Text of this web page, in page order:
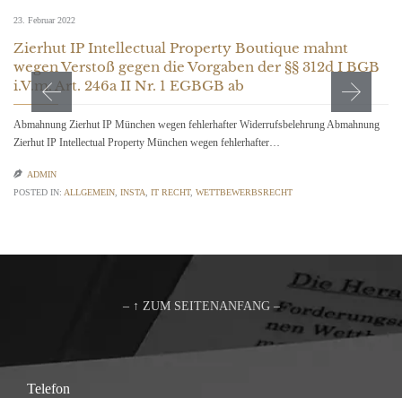
23. Februar 2022
Zierhut IP Intellectual Property Boutique mahnt
wegen Verstoß gegen die Vorgaben der §§ 312d I BGB
i.V.m. Art. 246a II Nr. 1 EGBGB ab
Abmahnung Zierhut IP München wegen fehlerhafter Widerrufsbelehrung Abmahnung
Zierhut IP Intellectual Property München wegen fehlerhafter…
 ADMIN
POSTED IN: ALLGEMEIN INSTA IT RECHT, WETTBEWERBSRECHT
– ↑ ZUM SEITENANFANG –
Telefon